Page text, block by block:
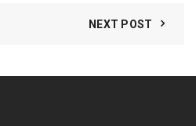
NEXT POST